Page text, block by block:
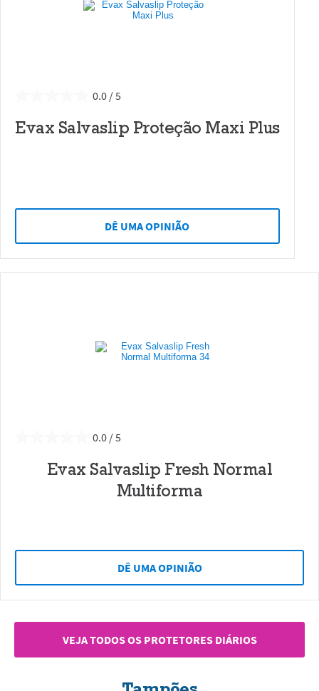
0.0
Evax Salvaslip Proteção Maxi Plus
DÊ UMA OPINIÃO
0.0
Evax Salvaslip Fresh Normal
Multiforma
DÊ UMA OPINIÃO
VEJA TODOS OS PROTETORES DIÁRIOS